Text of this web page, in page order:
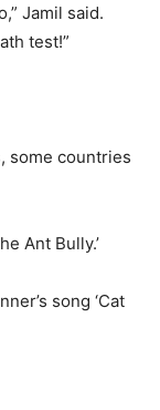
Jamil said.
test!”
some countries
Ant Bully.’
song ‘Cat